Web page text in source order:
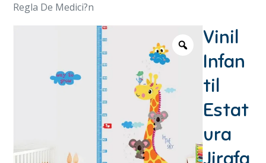
Regla De Medici?n
Vinil
Infan
til
Estat
ura
Jirafa